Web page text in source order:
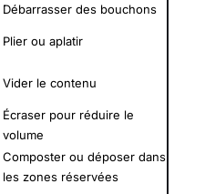
Débarrasser des bouchons
Plier ou aplatir
Vider le contenu
Écraser pour réduire le
volume
Composter ou déposer dans
les zones réservées